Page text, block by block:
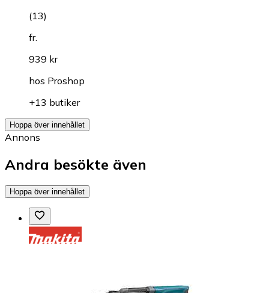
(13)
fr.
939 kr
hos Proshop
+13 butiker
Hoppa över innehållet
Annons
Andra besökte även
Hoppa över innehållet